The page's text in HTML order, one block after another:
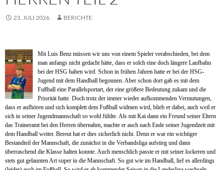
23. JULI 2026 BERICHTE
Mit Luis Benz müssen wir uns von einem Spieler verabschieden, bei dem
man anfangs nicht gedacht hätte, dass er solch eine doch längere Laufbahn
bei der HSG haben wird. Schon in frühen Jahren hatte er bei der HSG-
Jugend mit dem Handball begonnen. Aber schon dort gab es mit dem
Fußball eine Parallelsportart, der eine größere Bedeutung zukam und die
Priorität hatte. Doch trotz der immer wieder aufkommenden Vermutungen,
dass er aufhören und sich komplett dem Fußball widmen wird, blieb er dabei, auch weil er
sich in seiner Jugendmannschaft so wohl fühlte. Als mit Kai dann ein Freund seiner Eltern
das Traineramt bei den Herren übernahm, machte er auch nach Ende seiner Jugendzeit mit
dem Handball weiter. Bereut hat er dies sicherlich nicht. Denn er war ein wichtiger
Bestandteil der Mannschaft, die zunächst in die Verbandsliga aufstieg und dann
überraschend die Klasse halten konnte. Auch menschlich passte er mit seiner lockeren und
stets gut gelaunten Art super in die Mannschaft. So gut wie im Handball, lief es allerdings